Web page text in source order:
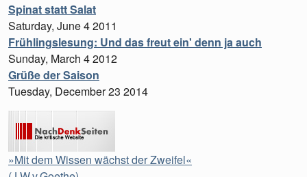
Spinat statt Salat
Saturday, June 4 2011
Frühlingslesung: Und das freut ein' denn ja auch
Sunday, March 4 2012
Grüße der Saison
Tuesday, December 23 2014
»Mit dem Wissen wächst der Zweifel«